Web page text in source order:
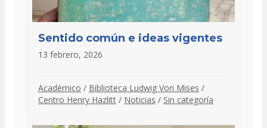
Sentido común e ideas vigentes
13 febrero, 2026
Académico / Biblioteca Ludwig Von Mises /
Centro Henry Hazlitt / Noticias / Sin categoría